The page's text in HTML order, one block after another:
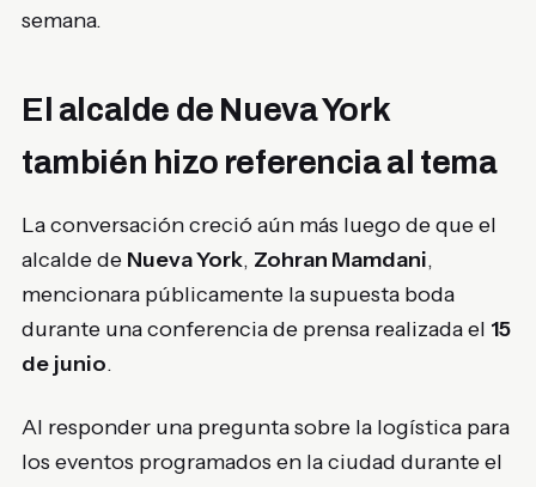
semana.
El alcalde de Nueva York
también hizo referencia al tema
La conversación creció aún más luego de que el
alcalde de Nueva York, Zohran Mamdani,
mencionara públicamente la supuesta boda
durante una conferencia de prensa realizada el 15
de junio.
Al responder una pregunta sobre la logística para
los eventos programados en la ciudad durante el